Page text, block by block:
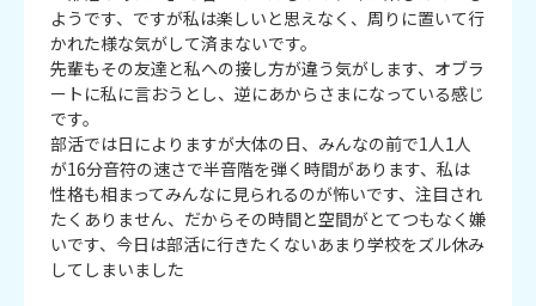
ようです、ですが私は楽しいと思えなく、周りに置いて行
かれた様な気がして済まないです。
先輩もその友達と私への接し方が違う気がします、オブラ
ートに私に言おうとし、逆にあからさまになっている感じ
です。
部活では日によりますが大体の日、みんなの前で1人1人
が16分音符の速さで半音階を弾く時間があります、私は
性格も相まってみんなに見られるのが怖いです、注目され
たくありません、だからその時間と空間がとてつもなく嫌
いです、今日は部活に行きたくないあまり学校をズル休み
してしまいました